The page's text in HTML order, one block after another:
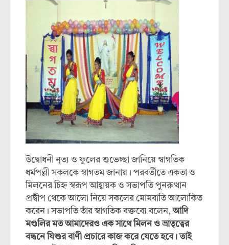
উদ্বোধনী নৃত্য ও ফুলের শুভেচ্ছা জানিয়ে স্বাগতিক
ধর্মপল্লী সকলকে স্বাগতম জানায়। পরবর্তীতে একতা ও
মিলনের চিহ্ন স্বরূপ আহ্বায়ক ও সভাপতি পুনরুত্থান
প্রদ্বীপ থেকে আলো নিয়ে সকলের মোমবাতি আলোকিত
করেন। সভাপতি তাঁর স্বাগতিক বক্তব্যে বলেন,আদি
মণ্ডলির মত আমাদেরও এক সাথে মিলন ও ভ্রাতৃত্বের
বন্ধনে যিশুর বাণী প্রচারে কাজ করে যেতে হবে। তাই